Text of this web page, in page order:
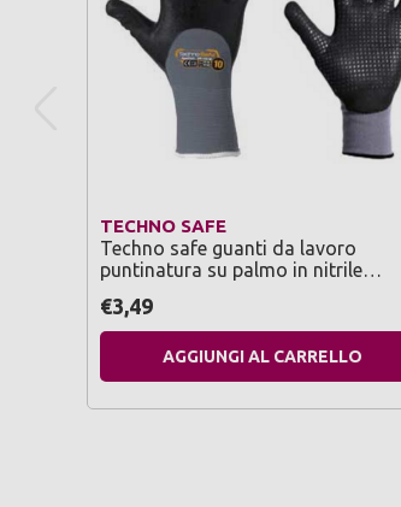
TECHNO SAFE
Techno safe guanti da lavoro
puntinatura su palmo in nitrile
grigio/nero
€3,49
AGGIUNGI AL CARRELLO